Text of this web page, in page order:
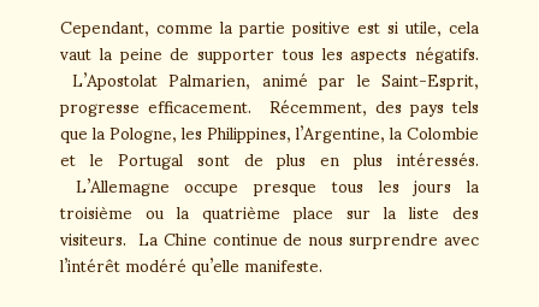
Cependant, comme la partie positive est si utile, cela
vaut la peine de supporter tous les aspects négatifs.
L’Apostolat Palmarien, animé par le Saint-Esprit,
progresse efficacement. Récemment, des pays tels
que la Pologne, les Philippines, l’Argentine, la Colombie
et le Portugal sont de plus en plus intéressés.
L’Allemagne occupe presque tous les jours la
troisième ou la quatrième place sur la liste des
visiteurs. La Chine continue de nous surprendre avec
l’intérêt modéré qu’elle manifeste.